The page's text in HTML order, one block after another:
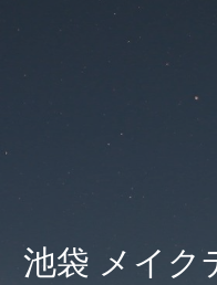
池袋 メイク